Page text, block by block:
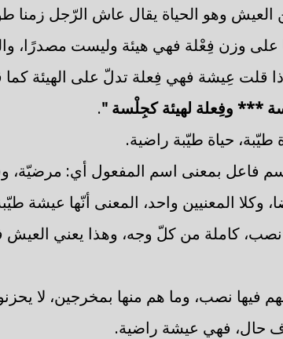
العيش وهو الحياة يقال عاش الرّجل زمنا
على وزن فِعْلة فهي هيئة وليست مصدرًا،
قلت عِيشة فهي فِعلة تدلّ على الهيئة كما
*** وفِعلة لهيئة كجِلْسة ".
طيّبة، حياة طيّبة راضية.
فاعل بمعنى اسم المفعول أي: مرضيّة،
وكلا المعنيين واحد، المعنى أنّها عيشة
كاملة من كلّ وجه، وهذا يعني العيش
فيها نصب، وما هم منها بمخرجين، لا
حال، فهي عيشة راضية.